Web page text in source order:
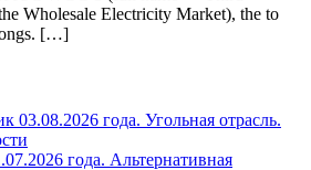
Wholesale Electricity Market), the to
[…]
03.08.2026 года. Угольная отрасль.
года. Альтернативная